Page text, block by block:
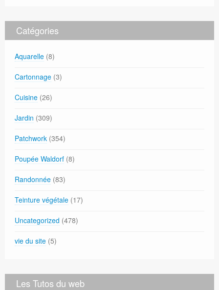
Catégories
Aquarelle (8)
Cartonnage (3)
Cuisine (26)
Jardin (309)
Patchwork (354)
Poupée Waldorf (8)
Randonnée (83)
Teinture végétale (17)
Uncategorized (478)
vie du site (5)
Les Tutos du web